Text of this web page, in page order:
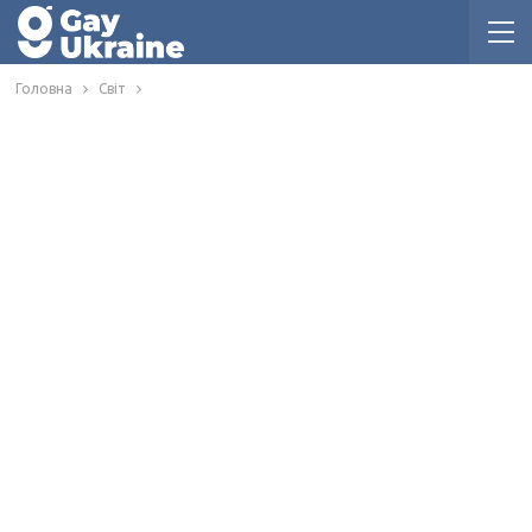
Головна Світ